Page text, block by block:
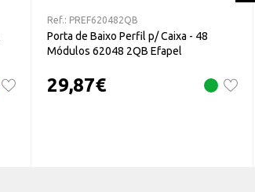
Ref.: PREF620482QB
Porta de Baixo Perfil p/ Caixa - 48
Módulos 62048 2QB Efapel
29,87€